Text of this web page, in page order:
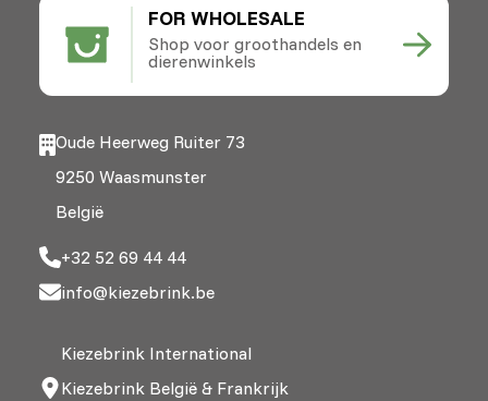
FOR WHOLESALE
Shop voor groothandels en
dierenwinkels
Oude Heerweg Ruiter 73
9250 Waasmunster
België
+32 52 69 44 44
info@kiezebrink.be
Kiezebrink International
Kiezebrink België & Frankrijk